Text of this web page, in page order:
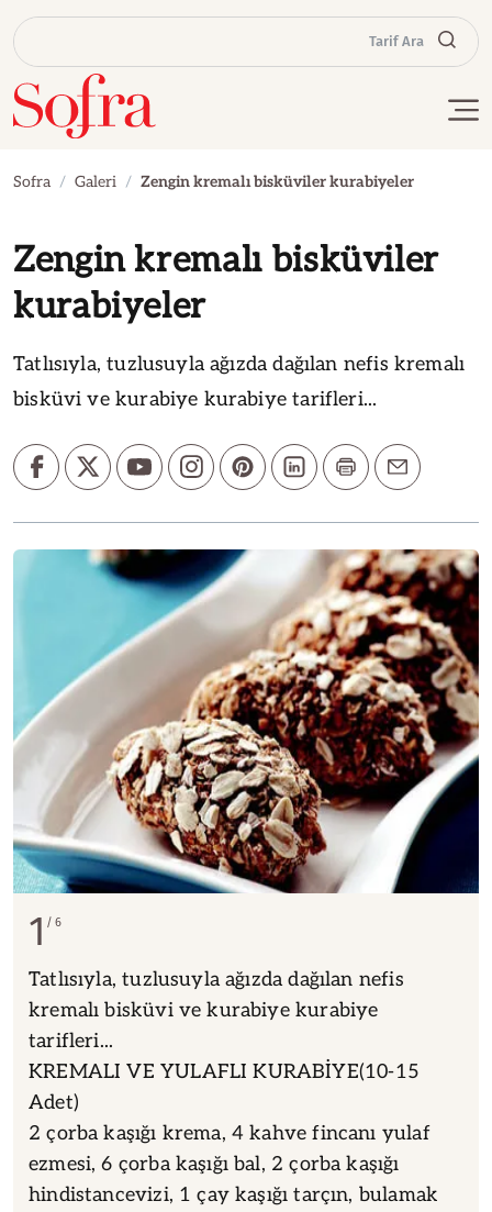
Tarif Ara
Sofra Galeri Zengin kremalı bisküviler kurabiyeler
Zengin kremalı bisküviler
kurabiyeler
Tatlısıyla, tuzlusuyla ağızda dağılan nefis kremalı
bisküvi ve kurabiye kurabiye tarifleri...
1 6
Tatlısıyla, tuzlusuyla ağızda dağılan nefis
kremalı bisküvi ve kurabiye kurabiye
tarifleri...
KREMALI VE YULAFLI KURABİYE(10-15
Adet)
2 çorba kaşığı krema, 4 kahve fincanı yulaf
ezmesi, 6 çorba kaşığı bal, 2 çorba kaşığı
hindistancevizi, 1 çay kaşığı tarçın, bulamak